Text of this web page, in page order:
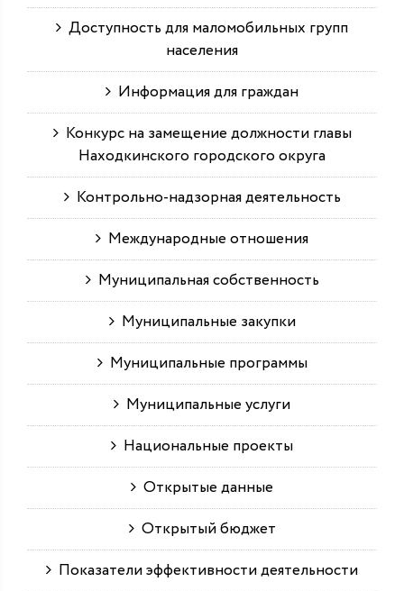
Доступность для маломобильных групп
населения
Информация для граждан
Конкурс на замещение должности главы
Находкинского городского округа
Контрольно-надзорная деятельность
Международные отношения
Муниципальная собственность
Муниципальные закупки
Муниципальные программы
Муниципальные услуги
Национальные проекты
Открытые данные
Открытый бюджет
Показатели эффективности деятельности